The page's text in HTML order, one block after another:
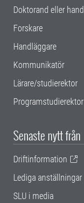
Doktorand eller
Forskare
Handläggare
Kommunikatör
Lärare/studierektor
Programstudierektor
Senaste nytt från
Driftinformation
Lediga anställningar
SLU i media